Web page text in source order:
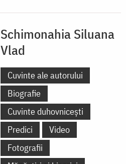
Schimonahia Siluana
Vlad
Cuvinte ale autorului
Biografie
Cuvinte duhovnicești
Predici
Video
Fotografii